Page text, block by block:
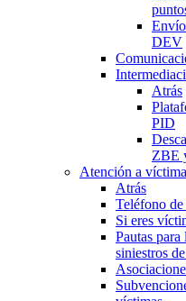
DEV
Atrás
PID
ZBE
Atención a
Atrás
Teléfono
Si eres
Pautas
siniestros